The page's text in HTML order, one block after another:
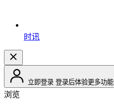
时讯
立即登录 登录后体验更多功能
浏览